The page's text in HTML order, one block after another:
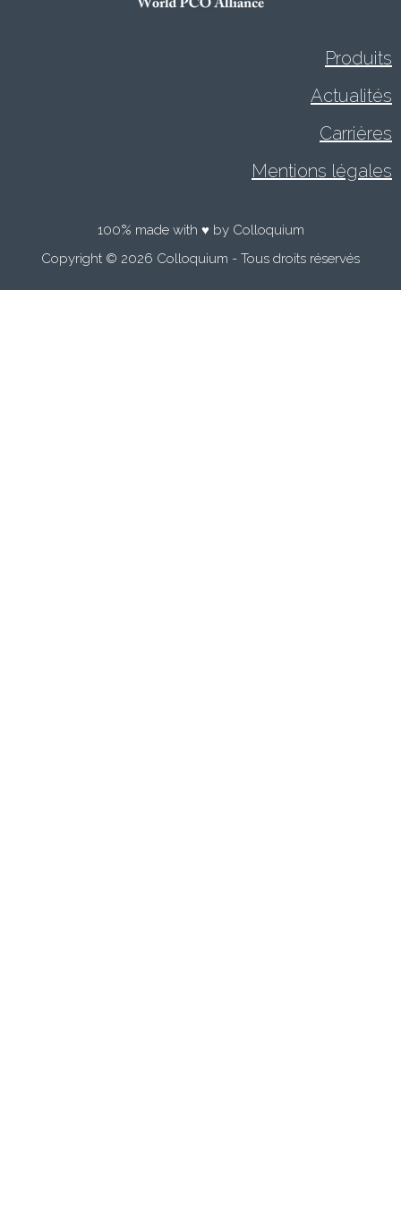
Produits
Actualités
Carrières
Mentions légales
100% made with ♥ by Colloquium
Copyright © 2026 Colloquium - Tous droits réservés